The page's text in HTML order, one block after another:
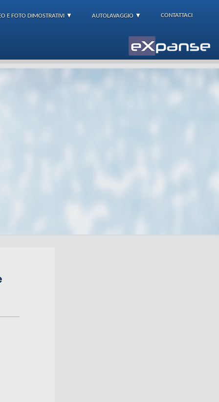
E FOTO DIMOSTRATIVI ▼ AUTOLAVAGGIO ▼ CONTATTACI